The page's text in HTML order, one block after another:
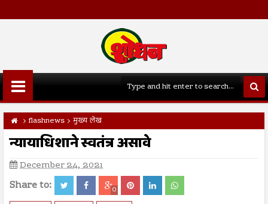
flashnews मुख्य लेख
न्यायाधिशाने स्वतंत्र असावे
December 24, 2021
Share to: 0